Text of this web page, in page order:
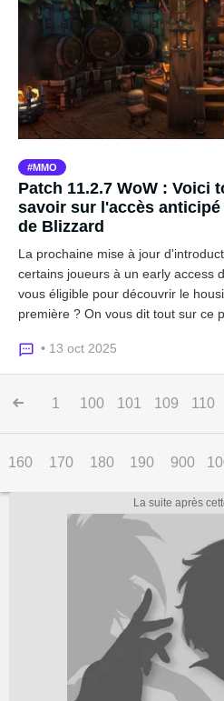
MMO
Patch 11.2.7 WoW : Voici
savoir sur l'accès
de Blizzard
La prochaine mise à jour
certains joueurs à un early access
vous éligible pour découvrir le
première ? On vous dit tout sur ce
• 13 oct 2025
1 100 101 109 110
160 170 180 190 900